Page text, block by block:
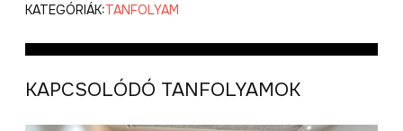
KATEGÓRIÁK:TANFOLYAM
KAPCSOLÓDÓ TANFOLYAMOK